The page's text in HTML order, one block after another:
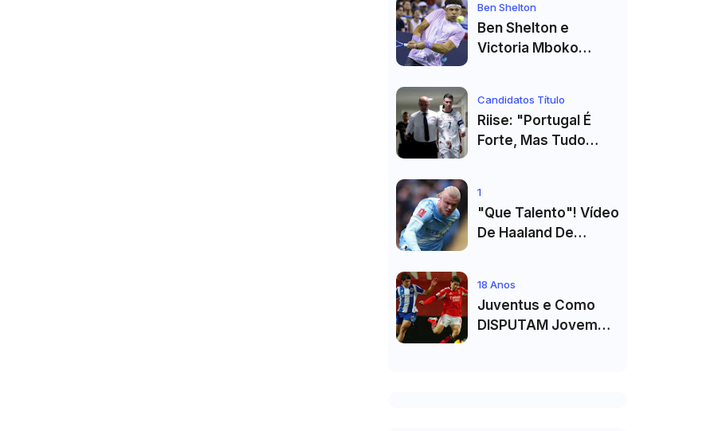
O Sp. Braga
Ben Shelton
Ben Shelton e
Victoria Mboko
Masters 1000 de
Toronto
Candidatos Título
Riise: "Portugal É
Forte, Mas Tudo
Ronaldo"
1
"Que Talento"! Vídeo
De Haaland De
Internet
18 Anos
Juventus e Como
DISPUTAM Jovem